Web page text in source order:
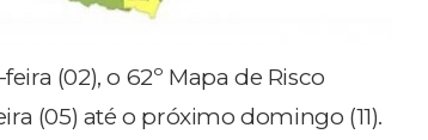
(02), o 62º Mapa de Risco
(05) até o próximo domingo (11).